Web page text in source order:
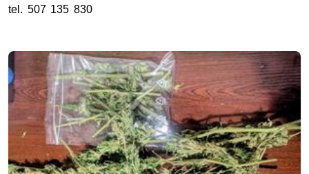
tel. 507 135 830